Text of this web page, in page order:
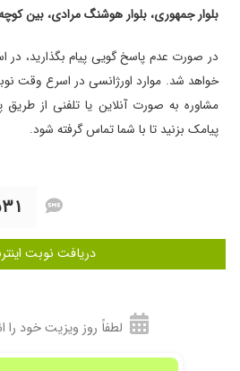
بلوار جمهوری، بلوار هوشنگ مرادی، بین کوچه ۱۶ و ۱۸، برج پ،
در صورت عدم پاسخ گویی پیام بگذارید، در
خواهد شد. موارد اورژانسی در اسرع وقت
مشاوره به صورت آنلاین یا تلفنی از طریق
پیامک بزنید تا با شما تماس گرفته شود.
دریافت نوبت
لطفاً روز ویزیت خود را